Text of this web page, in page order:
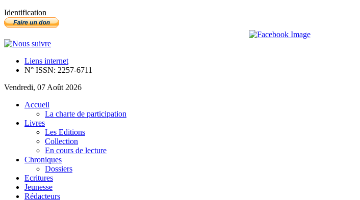
Identification
Liens internet
N° ISSN: 2257-6711
Vendredi, 07 Août 2026
Accueil
La charte de participation
Livres
Les Editions
Collection
En cours de lecture
Chroniques
Dossiers
Ecritures
Jeunesse
Rédacteurs